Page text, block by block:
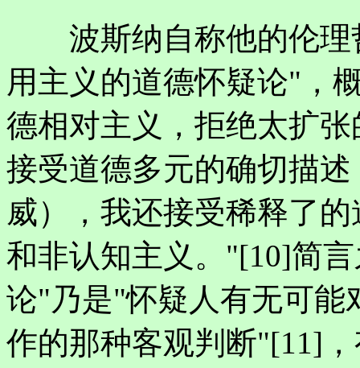
波斯纳自称他的伦理
用主义的道德怀疑论"，
德相对主义，拒绝太扩
接受道德多元的确切描
威），我还接受稀释了
和非认知主义。"[10]简
论"乃是"怀疑人有无可能
作的那种客观判断"[11]